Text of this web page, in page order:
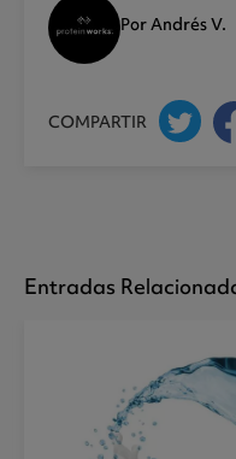
Por Andrés V.
COMPARTIR
Entradas